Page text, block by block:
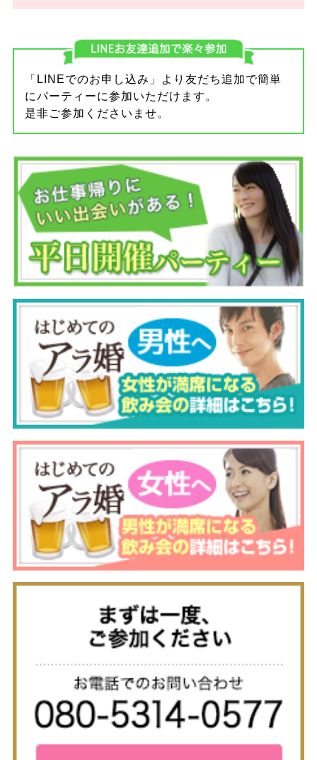
「LINEでのお申し込み」より友だち追加で簡単
にパーティーに参加いただけます。
是非ご参加くださいませ。